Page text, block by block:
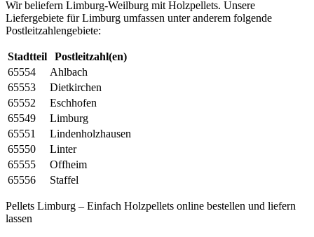
Wir beliefern Limburg-Weilburg mit Holzpellets. Unsere
Liefergebiete für Limburg umfassen unter anderem folgende
Postleitzahlengebiete:
Stadtteil
Postleitzahl(en)
65554
Ahlbach
65553
Dietkirchen
65552
Eschhofen
65549
Limburg
65551
Lindenholzhausen
65550
Linter
65555
Offheim
65556
Staffel
Pellets Limburg – Einfach Holzpellets online bestellen und liefern
lassen